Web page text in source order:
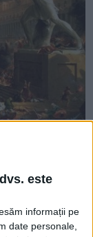
este
informații pe
date personale,
Roman de
german...